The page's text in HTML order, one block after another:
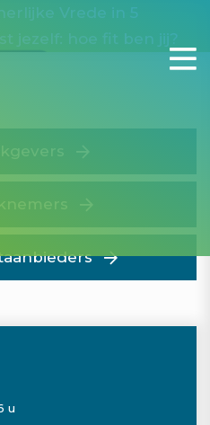
Vrede in 5
jezelf: hoe fit ben jij?
u